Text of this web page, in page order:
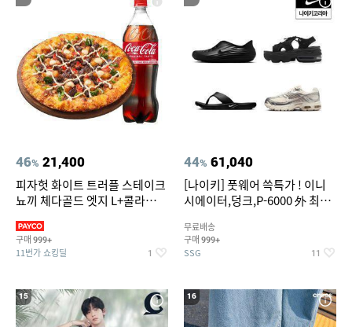
46% 21,400
피자헛 화이트 트러플 스테이크
뇨끼 체다골드 엣지 L+콜라
구매 999+
11번가 쇼킹딜 1
44% 61,040
[나이키] 풋웨어 쓱특가 ! 이니
시에이터,덩크,P-6000 外 최대
무료배송
구매 999+
SSG 11
15 16